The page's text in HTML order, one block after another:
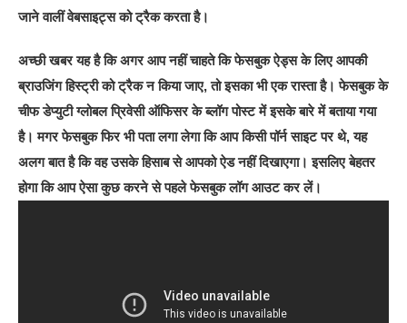
जाने वालीं वेबसाइट्स को ट्रैक करता है।
अच्छी खबर यह है कि अगर आप नहीं चाहते कि फेसबुक ऐड्स के लिए आपकी
ब्राउजिंग हिस्ट्री को ट्रैक न किया जाए, तो इसका भी एक रास्ता है। फेसबुक के
चीफ डेप्युटी ग्लोबल प्रिवेसी ऑफिसर के ब्लॉग पोस्ट में इसके बारे में बताया गया
है। मगर फेसबुक फिर भी पता लगा लेगा कि आप किसी पॉर्न साइट पर थे, यह
अलग बात है कि वह उसके हिसाब से आपको ऐड नहीं दिखाएगा। इसलिए बेहतर
होगा कि आप ऐसा कुछ करने से पहले फेसबुक लॉग आउट कर लें।